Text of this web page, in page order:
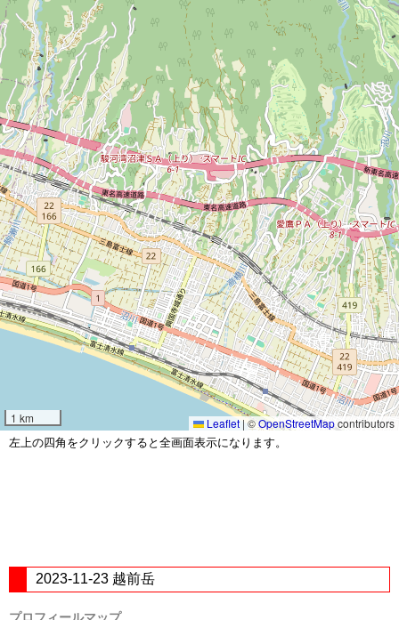
1 km Leaflet | ©OpenStreetMapcontributors
左上の四角をクリックすると全画面表示になります。
2023-11-23 越前岳